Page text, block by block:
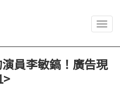
員李敏鎬！廣告現